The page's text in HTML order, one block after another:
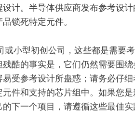
计。半导体供应商发布参考设
锁死特定元件。
或小型初创公司，这些都是需要
酷的事实是，它们仍然需要围
受参考设计所蛊惑；请务必仔
件和支持的芯片组中。如果您
下一个项目，请遵循这些最佳实